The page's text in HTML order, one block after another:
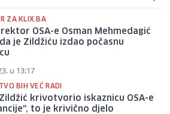
ZA KLIX.BA
OSA-e Osman Mehmedagić
je Zildžiću izdao počasnu
u 13:17
BIH VEĆ RADI
krivotvorio iskaznicu OSA-e
to je krivično djelo